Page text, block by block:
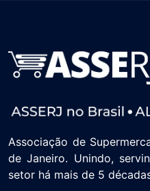
Associação de
de Janeiro. Unindo,
setor há mais de 5